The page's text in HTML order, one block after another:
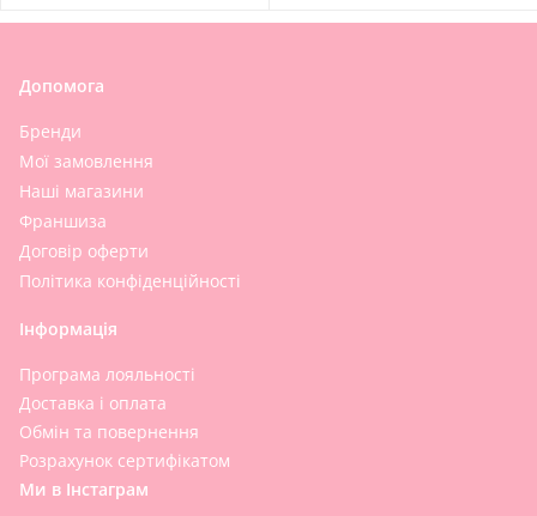
Допомога
Бренди
Мої замовлення
Наші магазини
Франшиза
Договір оферти
Політика конфіденційності
Інформація
Програма лояльності
Доставка і оплата
Обмін та повернення
Розрахунок сертифікатом
Ми в Інстаграм